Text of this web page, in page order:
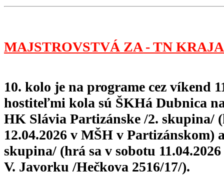
MAJSTROVSTVÁ ZA - TN
10. kolo je na programe cez víkend
hostiteľmi kola sú ŠKHá Dubnica
HK Slávia Partizánske /2. skupina/
12.04.2026 v MŠH v
skupina/ (hrá sa v sobotu
V. Javorku /Hečkova 2516/17/).